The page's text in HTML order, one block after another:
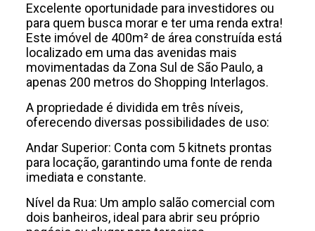
Excelente oportunidade para investidores ou
para quem busca morar e ter uma renda extra!
Este imóvel de 400m² de área construída está
localizado em uma das avenidas mais
movimentadas da Zona Sul de São Paulo, a
apenas 200 metros do Shopping Interlagos.
A propriedade é dividida em três níveis,
oferecendo diversas possibilidades de uso:
Andar Superior: Conta com 5 kitnets prontas
para locação, garantindo uma fonte de renda
imediata e constante.
Nível da Rua: Um amplo salão comercial com
dois banheiros, ideal para abrir seu próprio